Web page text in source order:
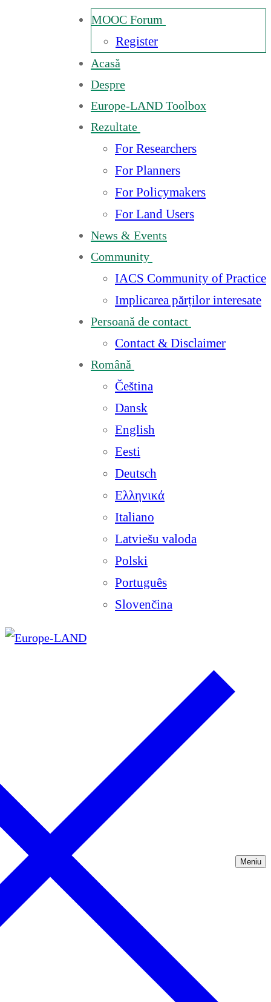
MOOC Forum
Register
Acasă
Despre
Europe-LAND Toolbox
Rezultate
For Researchers
For Planners
For Policymakers
For Land Users
News & Events
Community
IACS Community of Practice
Implicarea părților interesate
Persoană de contact
Contact & Disclaimer
Română
Čeština
Dansk
English
Eesti
Deutsch
Ελληνικά
Italiano
Latviešu valoda
Polski
Português
Slovenčina
Meniu